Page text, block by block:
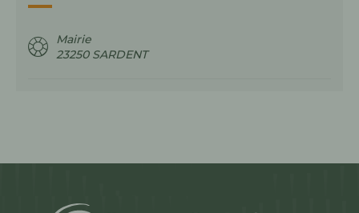
Mairie
23250 SARDENT